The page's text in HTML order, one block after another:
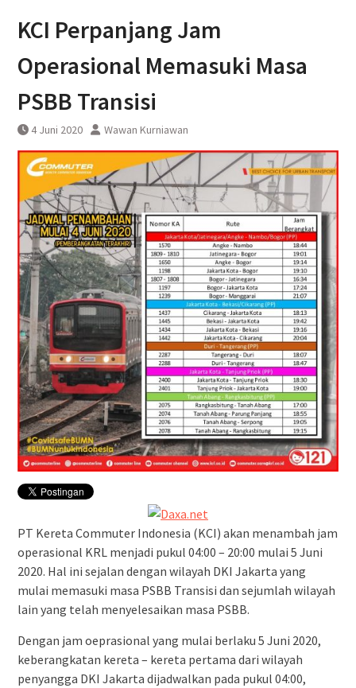
Uji Coba Terbatas Perpanjangan
Layanan Kereta Api Srilelawangsa
KCI Perpanjang Jam
Operasional Memasuki Masa
PSBB Transisi
4 Juni 2020 Wawan Kurniawan
PT Kereta Commuter Indonesia (KCI) akan menambah jam
operasional KRL menjadi pukul 04:00 – 20:00 mulai 5 Juni
2020. Hal ini sejalan dengan wilayah DKI Jakarta yang
mulai memasuki masa PSBB Transisi dan sejumlah wilayah
lain yang telah menyelesaikan masa PSBB.
Dengan jam oeprasional yang mulai berlaku 5 Juni 2020,
keberangkatan kereta – kereta pertama dari wilayah
penyangga DKI Jakarta dijadwalkan pada pukul 04:00,